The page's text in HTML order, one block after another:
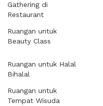
Gathering di
Restaurant
Ruangan untuk
Beauty Class
Ruangan untuk Halal
Bihalal
Ruangan untuk
Tempat Wisuda